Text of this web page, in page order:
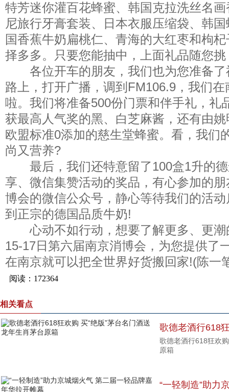
特芳迷你灌百花蜂蜜、韩国克拉洗丝名
尼旅行牙膏套装、日本衣服压缩袋、韩
国香蕉牛奶扁桃仁、青海的大红枣和枸
择多多。只要您能抽中，上面礼品随您
各位开车的朋友，我们也为您准备了
路上，打开广播，调到FM106.9，我们
啦。我们将准备500份门票和伴手礼，礼
获最高人气奖的黑、白芝麻酱，还有由
欧盟标准0添加的慈生堂蜂蜜。看，我们
尚又营养?
最后，我们还特意留了100盒1升的德
享、微信集赞活动的奖品，有心参加的
博会的微信公众号，静心等待我们的活
到正宗的德国品质牛奶!
心动不如行动，想要了解更多、更潮
15-17日第六届南京消博会，为您提供了
在南京就可以把全世界好货搬回家!(陈一
相关看点
歌德老酒行618
年生肖茅台原箱
歌德老酒行618狂欢
原箱
“一轻制造”助力